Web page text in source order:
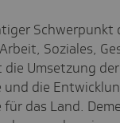
Schwerpunkt
Soziales,
die Umsetzung
und die
das Land.